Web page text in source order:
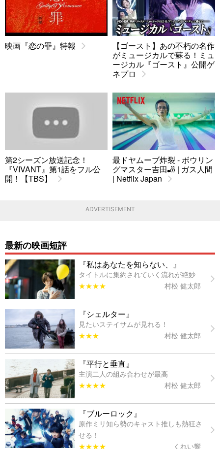
映画『恋の罪』特報
【ゴースト】あの不朽の名作
がミュージカルで蘇る！ミュ
ージカル『ゴースト』公開ゲ
ネプロ
第2シーズン放送記念！
『VIVANT』第1話をフル公
開！【TBS】
最ドヤムーブ炸裂 - ボウリン
グマスター吉田🎳 | ガス人間
| Netflix Japan
ADVERTISEMENT
最新の映画短評
『私はあなたを知らない、』
タイトルに集約されていく流れが絶妙
★★★★
村松 健太郎
『シェルター』
見たいステイサムが見れる！
★★★
村松 健太郎
『平行と垂直』
主演二人の組み合わせが最高
★★★★
村松 健太郎
『ブルーロック』
原作ミリ知ら勢のキャスト推しも熱狂さ
せる！
★★★★
くれい響